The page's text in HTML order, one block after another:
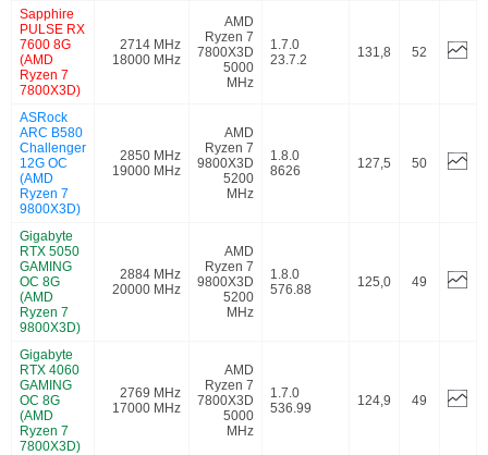
Sapphire
PULSE RX
7600 8G
(AMD
Ryzen 7
7800X3D)
2714 MHz
18000 MHz
AMD
Ryzen 7
7800X3D
5000
MHz
1.7.0
23.7.2
131,8 52
ASRock
ARC B580
Challenger
12G OC
(AMD
Ryzen 7
9800X3D)
2850 MHz
19000 MHz
AMD
Ryzen 7
9800X3D
5200
MHz
1.8.0
8626
127,5 50
Gigabyte
RTX 5050
GAMING
OC 8G
(AMD
Ryzen 7
9800X3D)
2884 MHz
20000 MHz
AMD
Ryzen 7
9800X3D
5200
MHz
1.8.0
576.88
125,0 49
Gigabyte
RTX 4060
GAMING
OC 8G
(AMD
Ryzen 7
7800X3D)
2769 MHz
17000 MHz
AMD
Ryzen 7
7800X3D
5000
MHz
1.7.0
536.99
124,9 49